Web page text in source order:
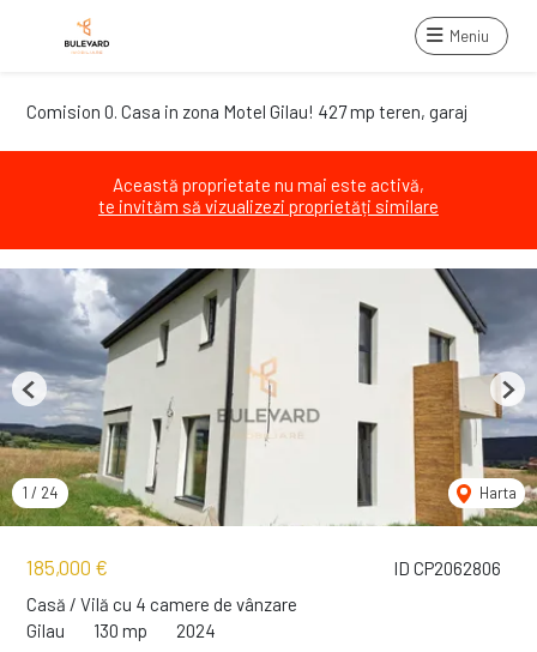
Meniu
Comision 0. Casa in zona Motel Gilau! 427 mp teren, garaj
Această proprietate nu mai este activă,
te invităm să vizualizezi proprietăți similare
ID CP2062806
185,000 €
Casă / Vilă cu 4 camere de vânzare
Gilau
130 mp 2024
1 / 24 Harta
Previous Next